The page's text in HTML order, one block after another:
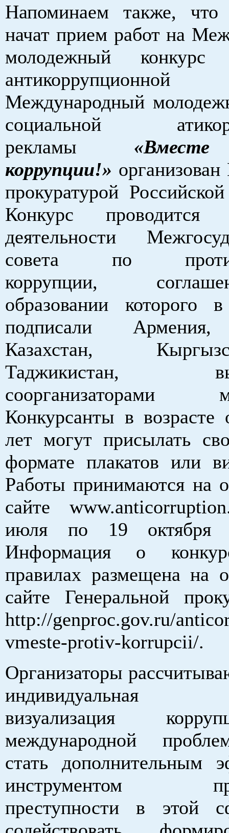
Напоминаем также,
начат прием работ на
молодежный конкурс
Международный
социальной
рекламы
коррупции!»
прокуратурой
Конкурс
деятельности
совета по
коррупции,
образовании которого
подписали Армения,
Казахстан,
Таджикистан,
соорганизаторами
Конкурсанты в
лет могут присылать
формате плакатов или
Работы принимаются на
сайте
июля по 19 октября
Информация о
правилах размещена на
сайте Генеральной
http://genproc.gov.ru/
vmeste-protiv-korrupcii/.
Организаторы
индивидуальная
визуализация
международной
стать дополнительным
инструментом
преступности в этой